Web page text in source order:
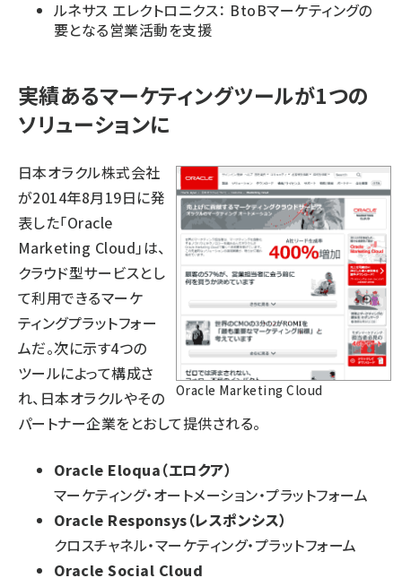
ルネサス エレクトロニクス： BtoBマーケティングの
要となる営業活動を支援
実績あるマーケティングツールが1つの
ソリューションに
Oracle Marketing Cloud
日本オラクル株式会社
が2014年8月19日に発
表した「Oracle
Marketing Cloud」は、
クラウド型サービスとし
て利用できるマーケ
ティングプラットフォー
ムだ。次に示す4つの
ツールによって構成さ
れ、日本オラクルやその
パートナー企業をとおして提供される。
Oracle Eloqua（エロクア）
マーケティング・オートメーション・プラットフォーム
Oracle Responsys（レスポンシス）
クロスチャネル・マーケティング・プラットフォーム
Oracle Social Cloud